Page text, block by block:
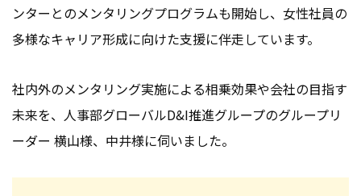
ンターとのメンタリングプログラムも開始し、女性社員の
多様なキャリア形成に向けた支援に伴走しています。
社内外のメンタリング実施による相乗効果や会社の目指す
未来を、人事部グローバルD&I推進グループのグループリ
ーダー 横山様、中井様に伺いました。